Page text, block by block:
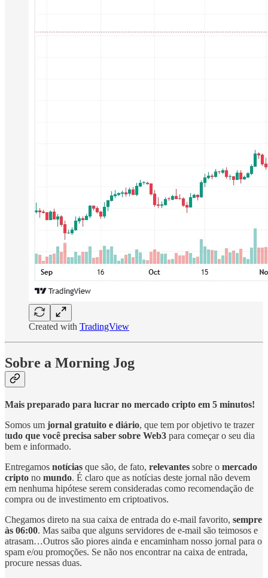
Created with TradingView
Sobre a Morning Jog
Mais preparado para lucrar no mercado cripto em 5 minutos!
Somos um jornal gratuito e diário, que tem por objetivo te trazer
tudo que você precisa saber sobre Web3 para começar o seu dia
bem e informado.
Entregamos notícias que são, de fato, relevantes sobre o mercado
cripto no mundo. É claro que as notícias deste jornal não devem
em nenhuma hipótese serem consideradas como recomendação de
compra ou de investimento em criptoativos.
Chegamos direto na sua caixa de entrada do e-mail favorito, sempre
às 06:00. Mas saiba que alguns servidores de e-mail são teimosos e
atrasam…Outros são piores ainda e encaminham nosso jornal para o
spam e/ou promoções. Se não nos encontrar na caixa de entrada,
procure nessas duas.